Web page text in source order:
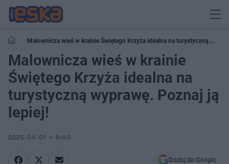
Malownicza wieś w krainie Świętego Krzyża idealna na turystyczną
wyprawę. Poznaj ją lepiej!
Malownicza wieś w krainie
Świętego Krzyża idealna na
turystyczną wyprawę. Poznaj ją
lepiej!
2025-04-01 8:40
Dodaj do Google